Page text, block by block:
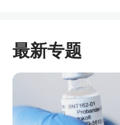
最新专题